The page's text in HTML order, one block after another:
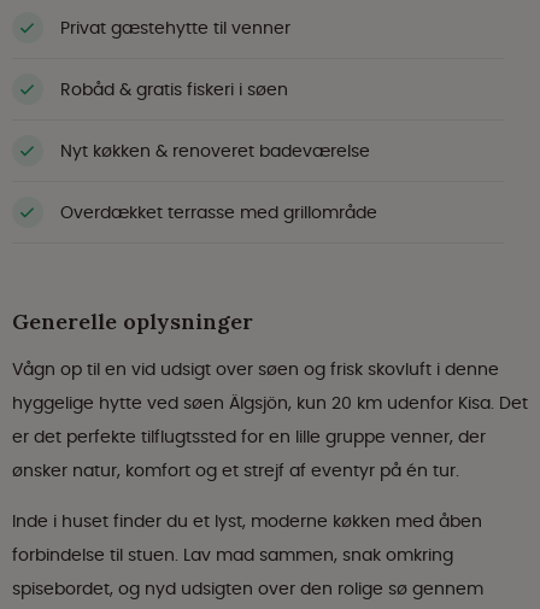
Privat gæstehytte til venner
Robåd & gratis fiskeri i søen
Nyt køkken & renoveret badeværelse
Overdækket terrasse med grillområde
Generelle oplysninger
Vågn op til en vid udsigt over søen og frisk skovluft i denne
hyggelige hytte ved søen Älgsjön, kun 20 km udenfor Kisa. Det
er det perfekte tilflugtssted for en lille gruppe venner, der
ønsker natur, komfort og et strejf af eventyr på én tur.
Inde i huset finder du et lyst, moderne køkken med åben
forbindelse til stuen. Lav mad sammen, snak omkring
spisebordet, og nyd udsigten over den rolige sø gennem